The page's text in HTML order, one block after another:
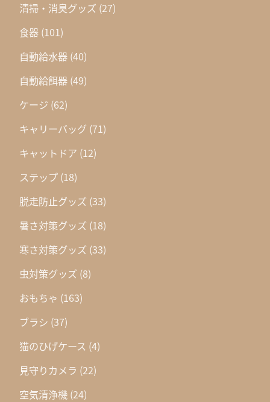
清掃・消臭グッズ (27)
食器 (101)
自動給水器 (40)
自動給餌器 (49)
ケージ (62)
キャリーバッグ (71)
キャットドア (12)
ステップ (18)
脱走防止グッズ (33)
暑さ対策グッズ (18)
寒さ対策グッズ (33)
虫対策グッズ (8)
おもちゃ (163)
ブラシ (37)
猫のひげケース (4)
見守りカメラ (22)
空気清浄機 (24)